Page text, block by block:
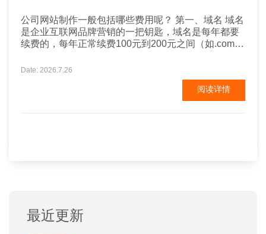
公司网站制作一般包括哪些费用呢？ 第一、域名 域名
是企业互联网品牌营销的一把钥匙，域名是每年都要
续费的，每年正常续费100元到200元之间（如.com
第二、空间 空间也称之为服务器，这个要看企业网站
的类型了，需求量有多少，配置也需要考虑，费用多
少不一，不过一般正常的企业网站，空间费用差不多
Date: 2026.7.26
阅读详情
最近更新